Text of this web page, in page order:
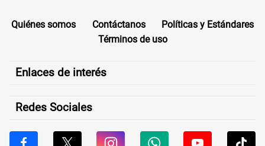
Quiénes somos Contáctanos
Políticas y Estándares
Términos de uso
Enlaces de interés
Redes Sociales